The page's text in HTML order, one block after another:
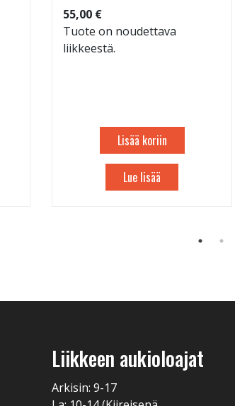
55,00 €
Tuote on noudettava
liikkeestä.
Lisää koriin
Lue lisää
Liikkeen aukioloajat
Arkisin: 9-17